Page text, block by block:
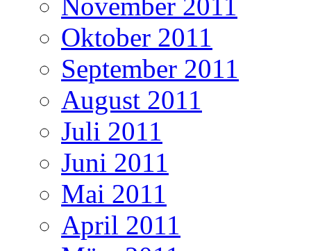
Oktober 2011
September 2011
August 2011
Juli 2011
Juni 2011
Mai 2011
April 2011